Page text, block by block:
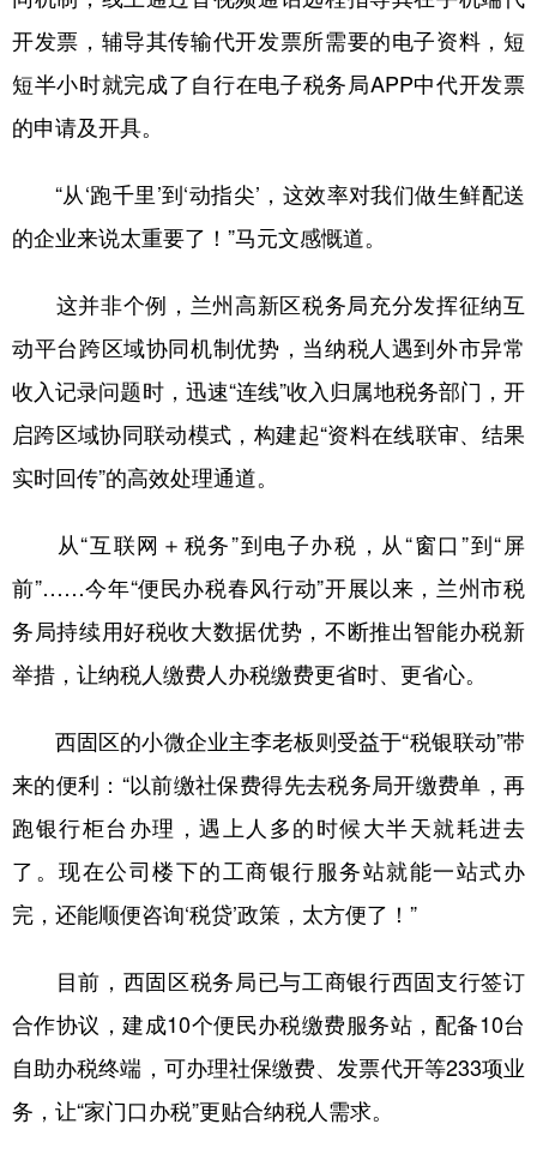
开发票，辅导其传输代开发票所需要的电子资料，短
短半小时就完成了自行在电子税务局APP中代开发票
的申请及开具。
“从‘跑千里’到‘动指尖’，这效率对我们做生鲜配送
的企业来说太重要了！”马元文感慨道。
这并非个例，兰州高新区税务局充分发挥征纳互
动平台跨区域协同机制优势，当纳税人遇到外市异常
收入记录问题时，迅速“连线”收入归属地税务部门，开
启跨区域协同联动模式，构建起“资料在线联审、结果
实时回传”的高效处理通道。
从“互联网＋税务”到电子办税，从“窗口”到“屏
前”……今年“便民办税春风行动”开展以来，兰州市税
务局持续用好税收大数据优势，不断推出智能办税新
举措，让纳税人缴费人办税缴费更省时、更省心。
西固区的小微企业主李老板则受益于“税银联动”带
来的便利：“以前缴社保费得先去税务局开缴费单，再
跑银行柜台办理，遇上人多的时候大半天就耗进去
了。现在公司楼下的工商银行服务站就能一站式办
完，还能顺便咨询‘税贷’政策，太方便了！”
目前，西固区税务局已与工商银行西固支行签订
合作协议，建成10个便民办税缴费服务站，配备10台
自助办税终端，可办理社保缴费、发票代开等233项业
务，让“家门口办税”更贴合纳税人需求。